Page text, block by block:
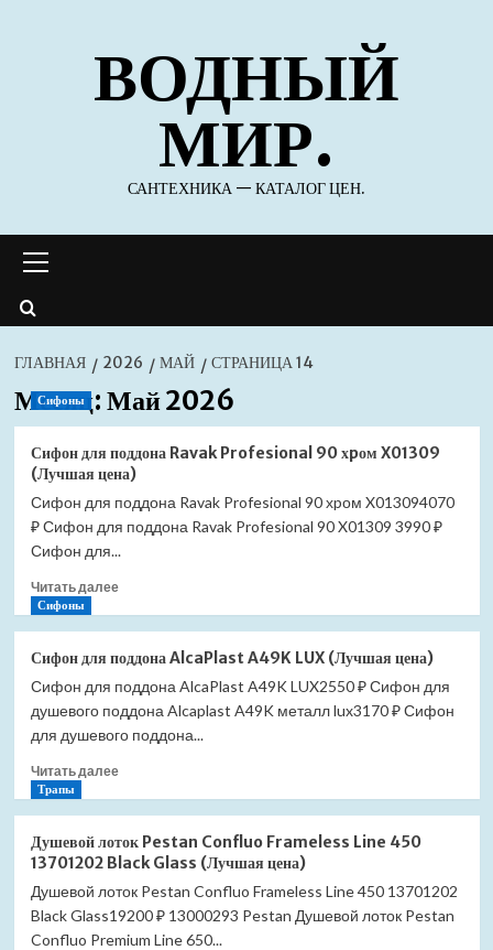
содержимомуВОДНЫЙ
МИР.
САНТЕХНИКА — КАТАЛОГ ЦЕН.
меню
ГЛАВНАЯ 2026 МАЙ СТРАНИЦА 14
Месяц:Май 2026
Сифоны
Сифон для поддона Ravak Profesional 90 хpом X01309
(Лучшая цена)
Сифон для поддона Ravak Profesional 90 хpом X013094070
₽ Сифон для поддона Ravak Profesional 90 X01309 3990 ₽
Сифон для...
Читать далееПрочитать
для
поддона
Ravak
Profesional
хpом
(Лучшая
цена)
Сифоны
Сифон для поддона AlcaPlast A49K LUX (Лучшая цена)
Сифон для поддона AlcaPlast A49K LUX2550 ₽ Сифон для
душевого поддона Alcaplast A49K металл lux3170 ₽ Сифон
для душевого поддона...
Читать далееПрочитать
для
поддона
AlcaPlast
A49K
LUX
Трапы
Душевой лоток Pestan Confluo Frameless Line 450
13701202 Black Glass (Лучшая цена)
Душевой лоток Pestan Confluo Frameless Line 450 13701202
Black Glass19200 ₽ 13000293 Pestan Душевой лоток Pestan
Confluo Premium Line 650...